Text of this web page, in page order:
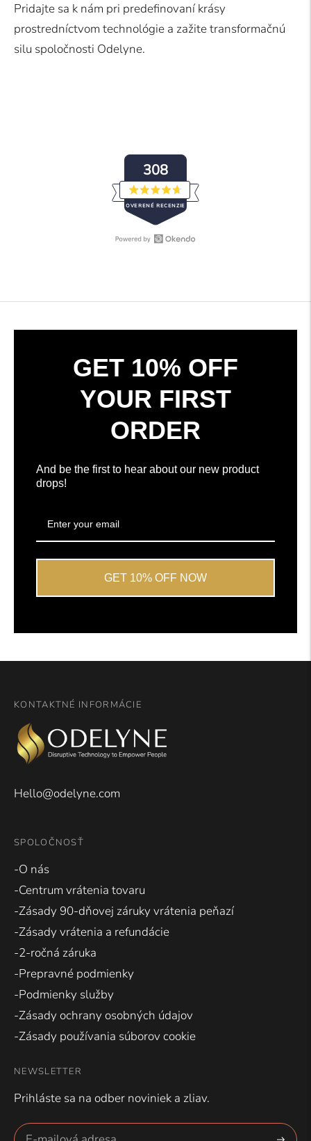
Pridajte sa k nám pri predefinovaní krásy
prostredníctvom technológie a zažite transformačnú
silu spoločnosti Odelyne.
308
OVERENÉ RECENZIE
Ohodnotené
4.7
5
hviezdičiek
v
okne
s
4.7
z
5
podľa
recenzií
Okendo
GET 10% OFF
YOUR FIRST
ORDER
And be the first to hear about our new product
drops!
GET 10% OFF NOW
KONTAKTNÉ INFORMÁCIE
Hello@odelyne.com
SPOLOČNOSŤ
-O nás
-Centrum vrátenia tovaru
-Zásady 90-dňovej záruky vrátenia peňazí
-Zásady vrátenia a refundácie
-2-ročná záruka
-Prepravné podmienky
-Podmienky služby
-Zásady ochrany osobných údajov
-Zásady používania súborov cookie
NEWSLETTER
Prihláste sa na odber noviniek a zliav.